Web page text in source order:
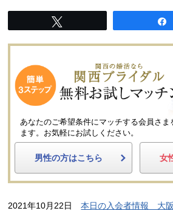
あなたのご希望条件にマッチする会員さま
ます。
お気軽にお試しください。
男性の方はこちら 女
2021年10月22日本日の入会者情報 大